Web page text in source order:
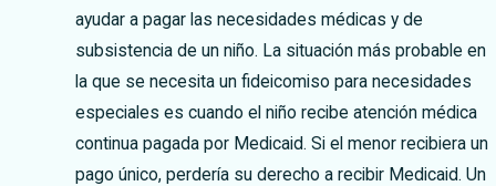
ayudar a pagar las necesidades médicas y de
subsistencia de un niño. La situación más probable en
la que se necesita un fideicomiso para necesidades
especiales es cuando el niño recibe atención médica
continua pagada por Medicaid. Si el menor recibiera un
pago único, perdería su derecho a recibir Medicaid. Un